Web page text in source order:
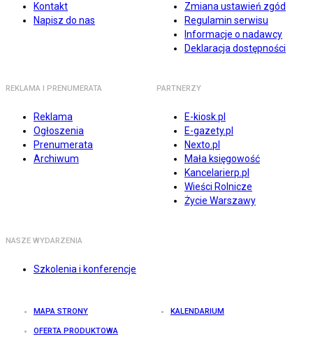
Kontakt
Napisz do nas
Zmiana ustawień zgód
Regulamin serwisu
Informacje o nadawcy
Deklaracja dostępności
REKLAMA I PRENUMERATA
Reklama
Ogłoszenia
Prenumerata
Archiwum
PARTNERZY
E-kiosk.pl
E-gazety.pl
Nexto.pl
Mała księgowość
Kancelarierp.pl
Wieści Rolnicze
Życie Warszawy
NASZE WYDARZENIA
Szkolenia i konferencje
MAPA STRONY KALENDARIUM
OFERTA PRODUKTOWA